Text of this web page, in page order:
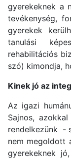
gyerekeknek a
tevékenység,
gyerekek
tanulási
rehabilitációs
szó) kimondja,
Kinek jó az
Az igazi
Sajnos,
rendelkezünk -
nem megoldott
gyerekeknek